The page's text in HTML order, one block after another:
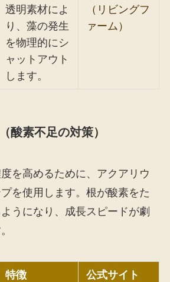
透明素材によ
り、藻の発生
を物理的にシ
ャットアウト
します。
（リビングフ
ァーム）
酸素不足の対策）
を高めるために、アクアリウ
を使用します。根が酸素をた
うになり、成長スピードが劇
特徴 公式サイト